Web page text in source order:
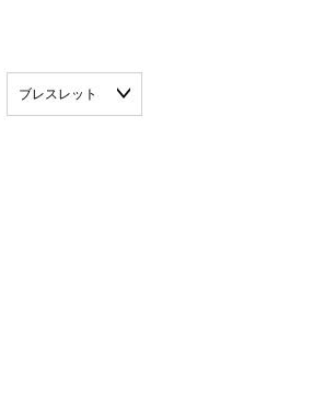
ブレスレット